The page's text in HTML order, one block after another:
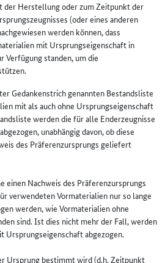
der Herstellung oder zum Zeitpunkt der
(oder eines anderen
werden können, dass
mit Ursprungseigenschaft in
Verfügung standen, um die
Gedankenstrich genannten Bestandsliste
mit als auch ohne Ursprungseigenschaft
werden die für alle Enderzeugnisse
unabhängig davon, ob diese
des Präferenzursprungs geliefert
einen Nachweis des Präferenzursprungs
verwendeten Vormaterialien nur so lange
werden, wie Vormaterialien ohne
sind. Ist dies nicht mehr der Fall, werden
Ursprungseigenschaft abgezogen.
Ursprung bestimmt wird (d.h. Zeitpunkt